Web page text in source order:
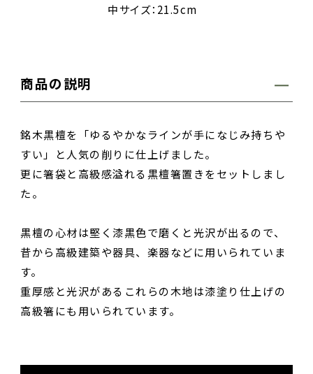
中サイズ：21.5cm
商品の説明
銘木黒檀を「ゆるやかなラインが手になじみ持ちや
すい」と人気の削りに仕上げました。
更に箸袋と高級感溢れる黒檀箸置きをセットしまし
た。
黒檀の心材は堅く漆黒色で磨くと光沢が出るので、
昔から高級建築や器具、楽器などに用いられていま
す。
重厚感と光沢があるこれらの木地は漆塗り仕上げの
高級箸にも用いられています。